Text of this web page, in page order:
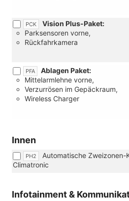
PCK
Vision Plus-Paket:
Parksensoren vorne,
Rückfahrkamera
PFA
Ablagen Paket:
Mittelarmlehne vorne,
Verzurrösen im Gepäckraum,
Wireless Charger
Innen
PH2
Automatische Zweizonen-
Climatronic
Infotainment &